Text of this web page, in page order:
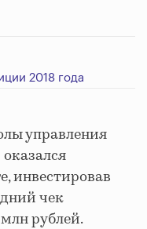
2018 года
управления
инвестировав
чек
рублей.